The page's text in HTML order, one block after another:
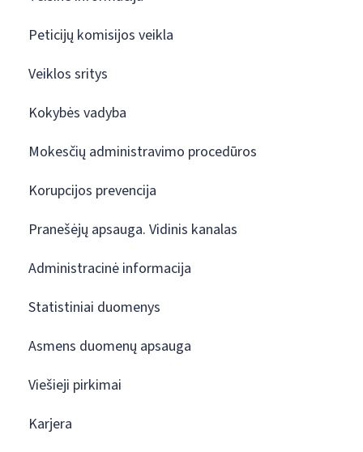
Peticijų komisijos veikla
Veiklos sritys
Kokybės vadyba
Mokesčių administravimo procedūros
Korupcijos prevencija
Pranešėjų apsauga. Vidinis kanalas
Administracinė informacija
Statistiniai duomenys
Asmens duomenų apsauga
Viešieji pirkimai
Karjera